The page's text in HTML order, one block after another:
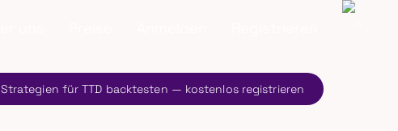
Strategien für TTD backtesten — kostenlos registrieren